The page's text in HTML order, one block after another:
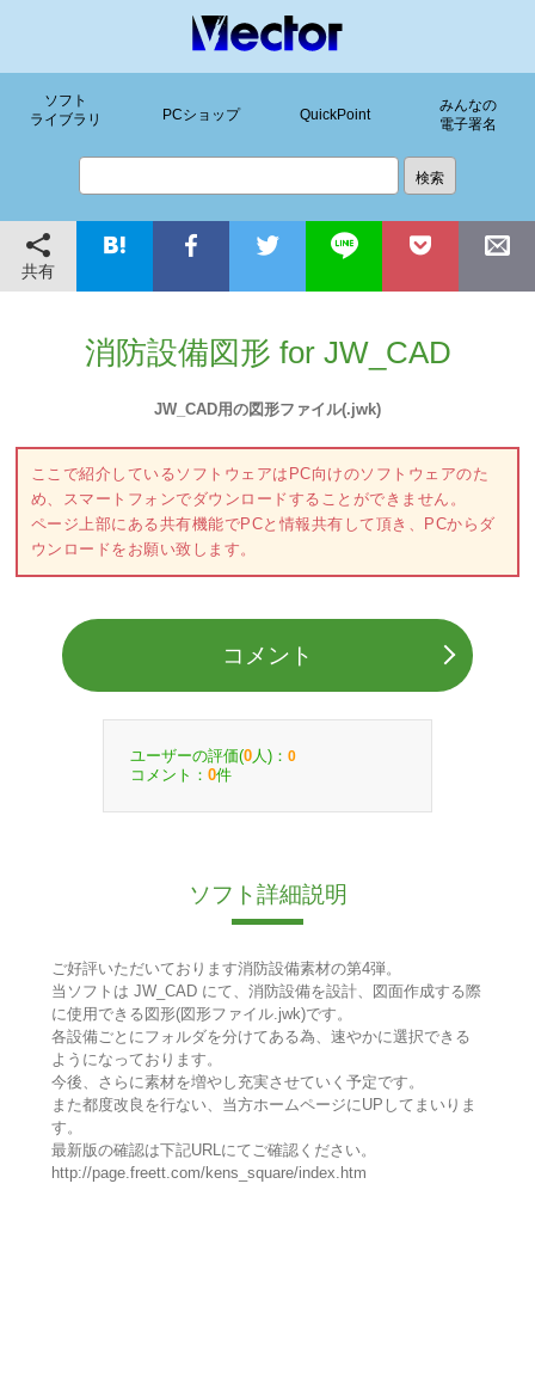
ソフト
ライブラリ
PCショップ QuickPoint
みんなの
電子署名
共有
消防設備図形 for JW_CAD
JW_CAD用の図形ファイル(.jwk)
ここで紹介しているソフトウェアはPC向けのソフトウェアのた
め、スマートフォンでダウンロードすることができません。
ページ上部にある共有機能でPCと情報共有して頂き、PCからダ
ウンロードをお願い致します。
コメント
ユーザーの評価(0 人)： 0
コメント： 0件
ソフト詳細説明
ご好評いただいております消防設備素材の第4弾。
当ソフトは JW_CAD にて、消防設備を設計、図面作成する際
に使用できる図形(図形ファイル.jwk)です。
各設備ごとにフォルダを分けてある為、速やかに選択できる
ようになっております。
今後、さらに素材を増やし充実させていく予定です。
また都度改良を行ない、当方ホームページにUPしてまいりま
す。
最新版の確認は下記URLにてご確認ください。
http://page.freett.com/kens_square/index.htm